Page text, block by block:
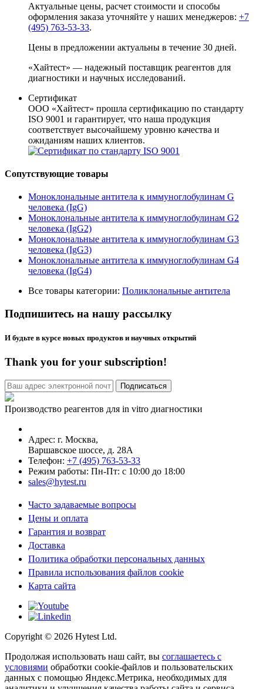
Актуальные цены, расчет стоимости и способы
оформления заказа уточняйте у наших менеджеров: +7
(495) 763-53-33.
Цены в предложении актуальны в течение 30 дней.
«Хайтест» — надежный поставщик реагентов для
диагностики и научных исследований.
Сертификат
ООО «Хайтест» прошла сертификацию по стандарту
ISO 9001 и гарантирует, что наша продукция
соответствует высочайшему уровню качества и
ожиданиям наших клиентов.
Сопутствующие товары
Моноклональные антитела к иммуноглобулинам G
человека (IgG)
Моноклональные антитела к иммуноглобулинам G2
человека (IgG2)
Моноклональные антитела к иммуноглобулинам G3
человека (IgG3)
Моноклональные антитела к иммуноглобулинам G4
человека (IgG4)
Все товары категории: Поликлональные антитела
Подпишитесь на нашу рассылку
И будьте в курсе новых продуктов и научных открытий
Thank you for your subscription!
Производство реагентов для in vitro диагностики
Адрес: г. Москва,
Варшавское шоссе, д. 28А
Телефон: +7 (495) 763-53-33
Режим работы: Пн-Пт: с 10:00 до 18:00
sales@hytest.ru
Часто задаваемые вопросы
Цены и оплата
Гарантия и возврат
Доставка
Политика обработки персональных данных
Правила использования файлов cookie
Карта сайта
Copyright © 2026 Hytest Ltd.
Продолжая использовать наш сайт, вы соглашаетесь с
условиями обработки cookie-файлов и пользовательских
данных с помощью Яндекс.Метрика, необходимых для